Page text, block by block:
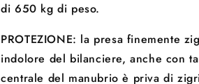
di 650 kg di peso.
PROTEZIONE: la presa finemente
indolore del bilanciere, anche con
centrale del manubrio è priva di